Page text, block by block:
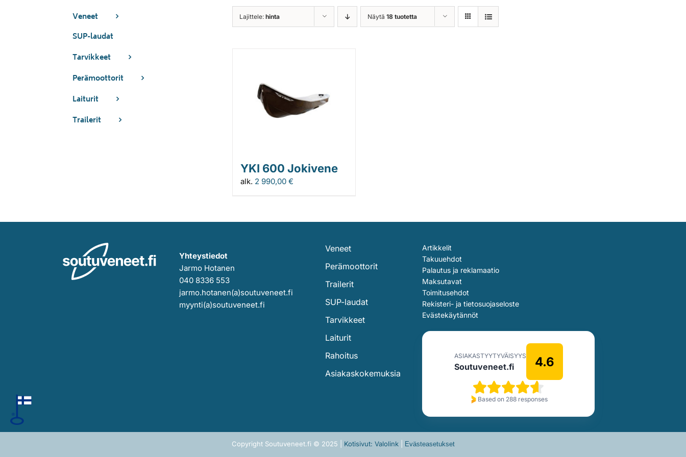
Lajittele: hinta Näytä 18 tuotetta
YKI 600 Jokivene
alk. 2 990,00 €
Veneet
SUP-laudat
Tarvikkeet
Perämoottorit
Laiturit
Trailerit
Yhteystiedot
Jarmo Hotanen
040 8336 553
jarmo.hotanen(a)soutuveneet.fi
myynti(a)soutuveneet.fi
Veneet
Perämoottorit
Trailerit
SUP-laudat
Tarvikkeet
Laiturit
Rahoitus
Asiakaskokemuksia
Artikkelit
Takuuehdot
Palautus ja reklamaatio
Maksutavat
Toimitusehdot
Rekisteri- ja tietosuojaseloste
Evästekäytännöt
ASIAKASTYYTYVÄISYYS
Soutuveneet.fi 4.6
Based on 288 responses
Copyright Soutuveneet.fi © 2025 | Kotisivut: Valolink| Evästeasetukset